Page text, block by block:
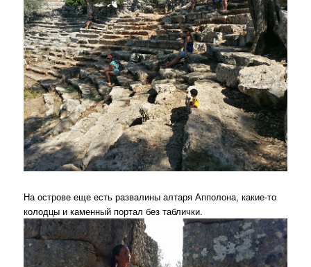
На острове еще есть развалины алтаря Апполона, какие-то
колодцы и каменный портал без таблички.